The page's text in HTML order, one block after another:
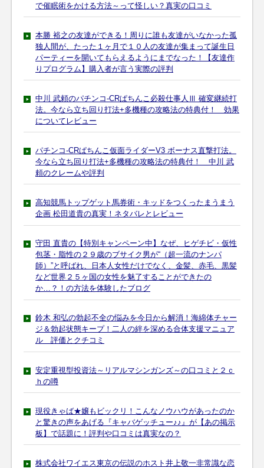
で催眠術をかける方法～って怪しい？真実の口コミ
本勝 裕之の友達ができる！周りに誰も友達がいなかった孤
独人間が、たった１ヶ月で１０人の友達が集まって誕生日
パーティーを開いてもらえるようにまでなった！【友達作
りプログラム】購入者が言う実際の評判
中川 武頼のパチンコ-CRぱちんこ必殺仕事人Ⅲ 確変継続打
法。今なら立ち回り打法+多機種の攻略法の特典付！ 効果
についてレビュー
パチンコ-CRぱちんこ仮面ライダーV3 ボーナス直撃打法。
今なら立ち回り打法+多機種の攻略法の特典付！ 中川 武
頼のクレームや評判
高知競馬トップゲット馬券術・キッドをつくったまうまう
企画 松田道貴の真実！ネタバレとレビュー
守田 直貴の【特別キャンペーン中】なぜ、ヒゲチビ・仮性
包茎・脂性の２９歳のブサイク男が“（超一流のナンパ
師）”と呼ばれ、日本人女性だけでなく、金髪、赤毛、黒髪
など世界２５ヶ国の女性を魅了することができたの
か…？！の方法を体験したブログ
鈴木 和弘の勃起不全の悩みを今日から解消！海綿体チャー
ジ＆勃起状態キープ！二人の絆を深める合体支援マニュア
ル 評価とクチコミ
安定重視型投資法～リアルマシンガンズ～の口コミと２ｃ
ｈの噂
現役きゃば★嬢もビックリ！こんなノウハウがあったのか
と驚きの声をあげる『キャバゲッチュー♪♪』が【あの掲示
板】で話題に！評判や口コミは真実なの？
株式会社ワイエス東京の伝説のホスト井上敬一非常識な恋